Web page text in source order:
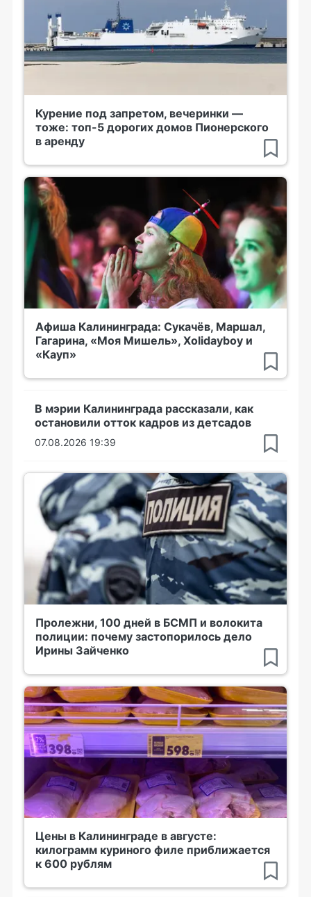
Курение под запретом, вечеринки —
тоже: топ-5 дорогих домов Пионерского
в аренду
Афиша Калининграда: Сукачёв, Маршал,
Гагарина, «Моя Мишель», Xolidayboy и
«Кауп»
В мэрии Калининграда рассказали, как
остановили отток кадров из детсадов
07.08.2026 19:39
Пролежни, 100 дней в БСМП и волокита
полиции: почему застопорилось дело
Ирины Зайченко
Цены в Калининграде в августе:
килограмм куриного филе приближается
к 600 рублям